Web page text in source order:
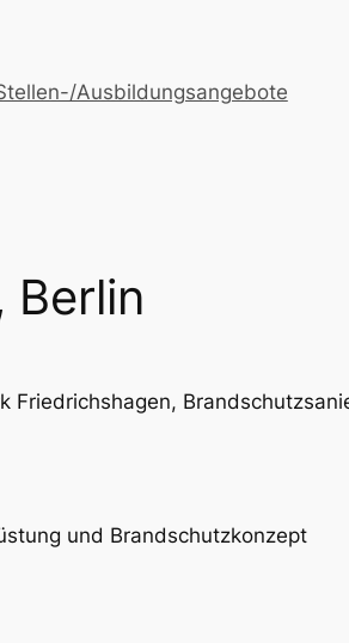
Ausbildungsangebote
Berlin
Friedrichshagen,
und Brandschutzkonzept